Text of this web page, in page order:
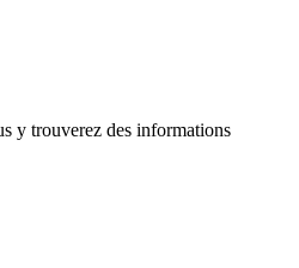
y trouverez des informations